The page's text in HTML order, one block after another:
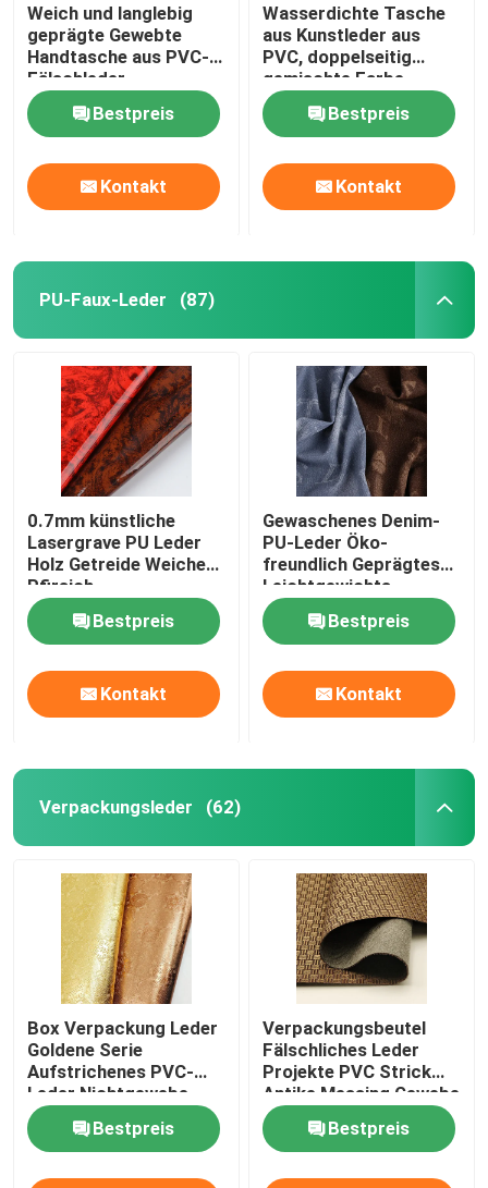
Weich und langlebig
geprägte Gewebte
Handtasche aus PVC-
Fälschleder
Bestpreis
Kontakt
Wasserdichte Tasche
aus Kunstleder aus
PVC, doppelseitig
gemischte Farbe
Bestpreis
Kontakt
PU-Faux-Leder (87)
0.7mm künstliche
Lasergrave PU Leder
Holz Getreide Weiches
Pfirsich
Bestpreis
Kontakt
Gewaschenes Denim-
PU-Leder Öko-
freundlich Geprägtes
Leichtgewichts-
Falsches Leder
Bestpreis
Kontakt
Verpackungsleder (62)
Box Verpackung Leder
Goldene Serie
Aufstrichenes PVC-
Leder Nichtgewebe
Bestpreis
Verpackungsbeutel
Fälschliches Leder
Projekte PVC Strick
Antike Messing Gewebe
Bestpreis